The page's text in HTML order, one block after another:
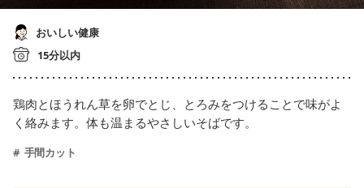
おいしい健康
15分以内
鶏肉とほうれん草を卵でとじ、とろみをつけることで味がよ
く絡みます。体も温まるやさしいそばです。
手間カット